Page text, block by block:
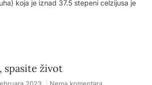
koja je iznad 37.5 stepeni celzijusa je
spasite život